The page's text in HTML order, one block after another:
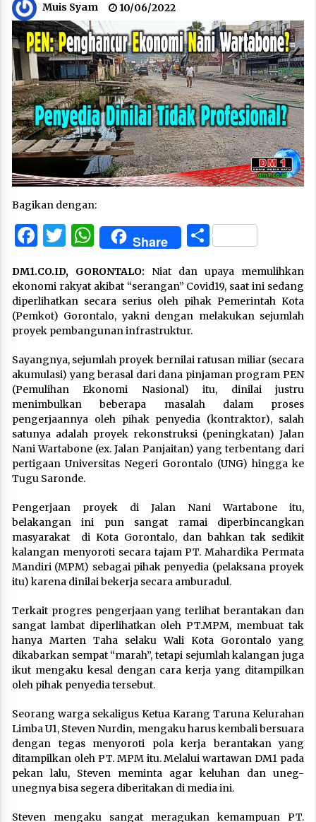
Muis Syam 10/06/2022
Bagikan dengan:
Facebook
Twitter
WhatsApp
Share Share
DM1.CO.ID, GORONTALO: Niat dan upaya memulihkan
ekonomi rakyat akibat “serangan” Covid19, saat ini sedang
diperlihatkan secara serius oleh pihak Pemerintah Kota
(Pemkot) Gorontalo, yakni dengan melakukan sejumlah
proyek pembangunan infrastruktur.
Sayangnya, sejumlah proyek bernilai ratusan miliar (secara
akumulasi) yang berasal dari dana pinjaman program PEN
(Pemulihan Ekonomi Nasional) itu, dinilai justru
menimbulkan beberapa masalah dalam proses
pengerjaannya oleh pihak penyedia (kontraktor), salah
satunya adalah proyek rekonstruksi (peningkatan) Jalan
Nani Wartabone (ex. Jalan Panjaitan) yang terbentang dari
pertigaan Universitas Negeri Gorontalo (UNG) hingga ke
Tugu Saronde.
Pengerjaan proyek di Jalan Nani Wartabone itu,
belakangan ini pun sangat ramai diperbincangkan
masyarakat di Kota Gorontalo, dan bahkan tak sedikit
kalangan menyoroti secara tajam PT. Mahardika Permata
Mandiri (MPM) sebagai pihak penyedia (pelaksana proyek
itu) karena dinilai bekerja secara amburadul.
Terkait progres pengerjaan yang terlihat berantakan dan
sangat lambat diperlihatkan oleh PT.MPM, membuat tak
hanya Marten Taha selaku Wali Kota Gorontalo yang
dikabarkan sempat “marah”, tetapi sejumlah kalangan juga
ikut mengaku kesal dengan cara kerja yang ditampilkan
oleh pihak penyedia tersebut.
Seorang warga sekaligus Ketua Karang Taruna Kelurahan
Limba U1, Steven Nurdin, mengaku harus kembali bersuara
dengan tegas menyoroti pola kerja berantakan yang
ditampilkan oleh PT. MPM itu. Melalui wartawan DM1 pada
pekan lalu, Steven meminta agar keluhan dan uneg-
unegnya bisa segera diberitakan di media ini.
Steven mengaku sangat meragukan kemampuan PT.